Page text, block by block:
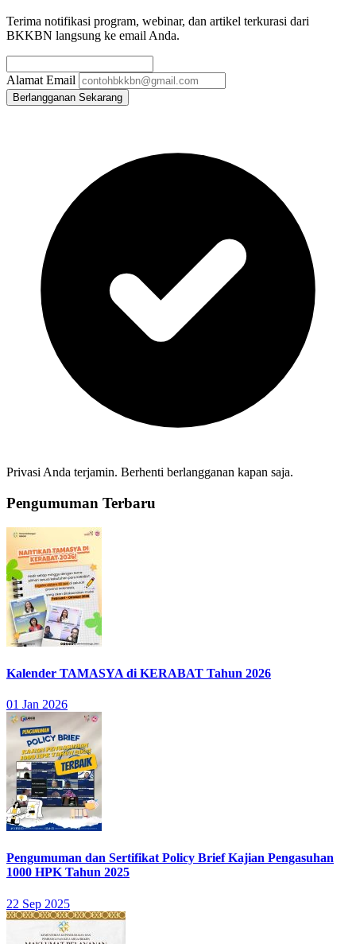
Terima notifikasi program, webinar, dan artikel terkurasi dari
BKKBN langsung ke email Anda.
Alamat Email
Berlangganan Sekarang
Privasi Anda terjamin. Berhenti berlangganan kapan saja.
Pengumuman Terbaru
Kalender TAMASYA di KERABAT Tahun 2026
01 Jan 2026
Pengumuman dan Sertifikat Policy Brief Kajian Pengasuhan
1000 HPK Tahun 2025
22 Sep 2025